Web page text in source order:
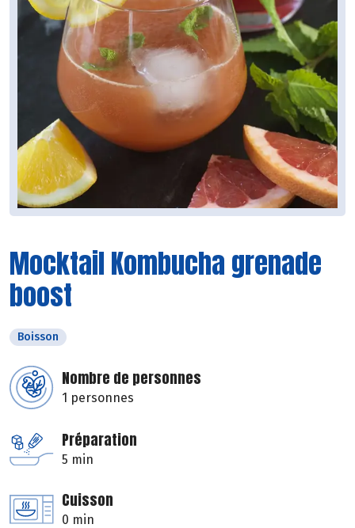
Mocktail Kombucha grenade
boost
Boisson
Nombre de personnes
1 personnes
Préparation
5 min
Cuisson
0 min